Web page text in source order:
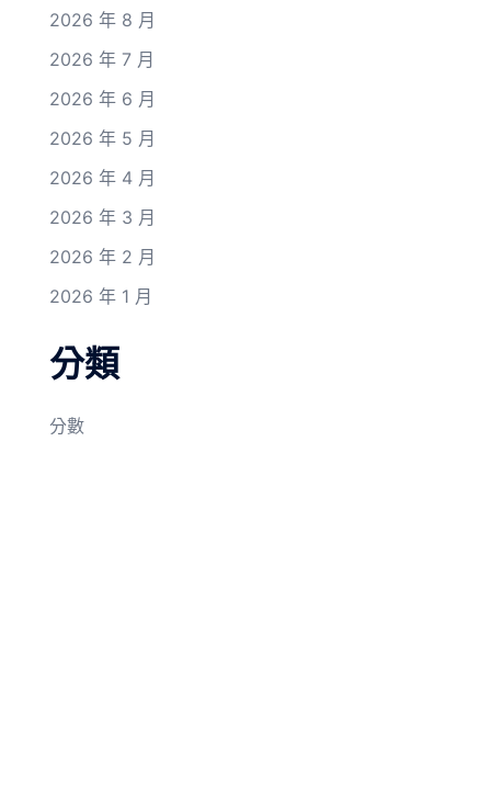
2026 年 8 月
2026 年 7 月
2026 年 6 月
2026 年 5 月
2026 年 4 月
2026 年 3 月
2026 年 2 月
2026 年 1 月
分類
分數